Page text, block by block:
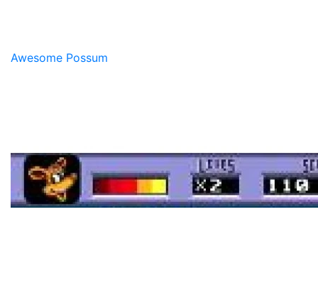
Awesome Possum